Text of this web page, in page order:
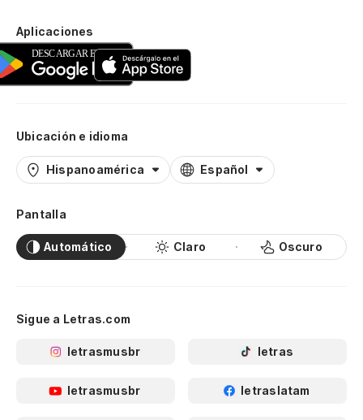
Aplicaciones
Ubicación e idioma
Hispanoamérica Español
Pantalla
Automático Claro Oscuro
Sigue a Letras.com
letrasmusbr letras
letrasmusbr letraslatam